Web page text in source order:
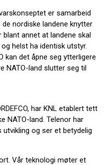
er samarbeid
nordiske landene knytter
annet at landene skal
helst ha identisk utstyr.
kan det åpne seg ytterligere
NATO-land slutter seg til
har KNL etablert tett
NATO-land. Telenor har
og ser et betydelig
Vår teknologi møter et